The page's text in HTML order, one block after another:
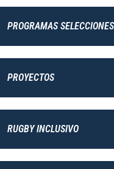
PROGRAMAS
PROYECTOS
RUGBY INCLUSIVO